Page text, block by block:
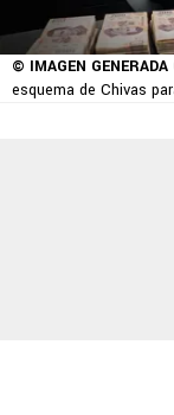
© IMAGEN
esquema de Chivas